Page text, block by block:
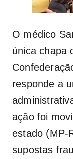
O médico
única chapa
responde a
ação foi
estado (MP-
supostas